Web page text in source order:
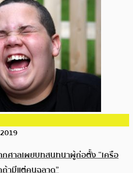
กศาลเผยบทสนทนาผู้ก่อตั้ง “เครือ
ามีแต่คนฉลาด”